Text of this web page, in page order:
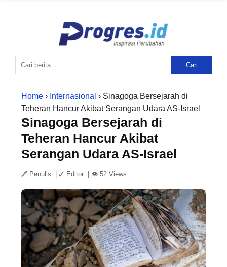
Cari
Home › Internasional › Sinagoga Bersejarah di
Teheran Hancur Akibat Serangan Udara AS-Israel
Sinagoga Bersejarah di
Teheran Hancur Akibat
Serangan Udara AS-Israel
🖊 Penulis: ✓ Editor: 👁 52 Views